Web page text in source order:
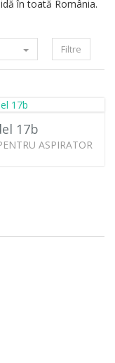
în toată România.
Filtre
17b
ASPIRATOR